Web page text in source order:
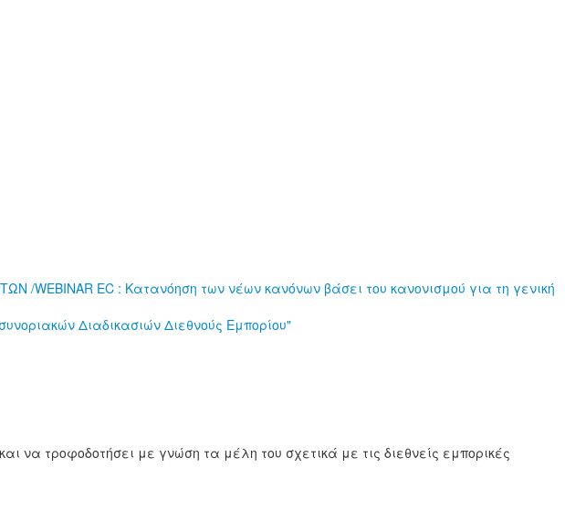
/WEBINAR EC : Κατανόηση των νέων κανόνων βάσει του κανονισμού για τη γενική
Διαδικασιών Διεθνούς Εμπορίου"
να τροφοδοτήσει με γνώση τα μέλη του σχετικά με τις διεθνείς εμπορικές